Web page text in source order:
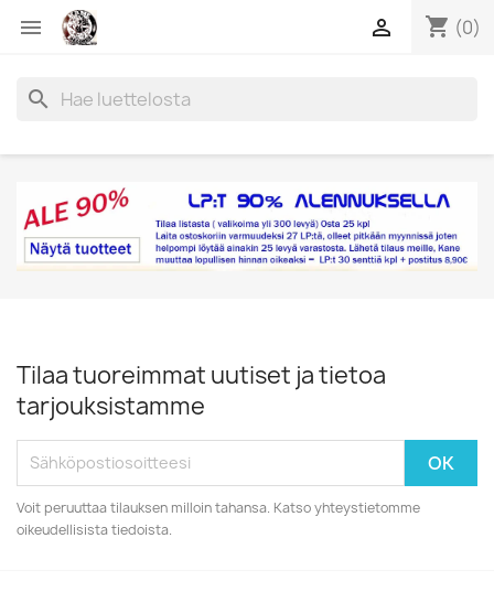
 shopping_cart (0)

search
Tilaa tuoreimmat uutiset ja tietoa
tarjouksistamme
Voit peruuttaa tilauksen milloin tahansa. Katso yhteystietomme
oikeudellisista tiedoista.